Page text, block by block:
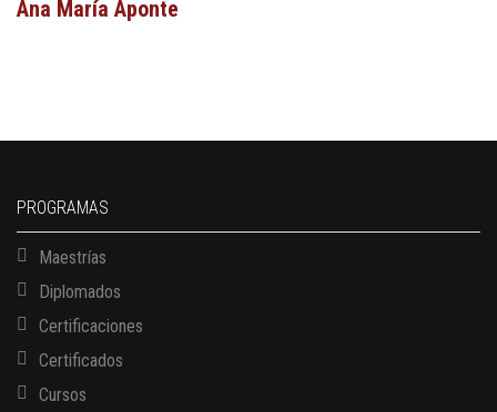
Ana María Aponte
PROGRAMAS
Maestrías
Diplomados
Certificaciones
Certificados
Cursos